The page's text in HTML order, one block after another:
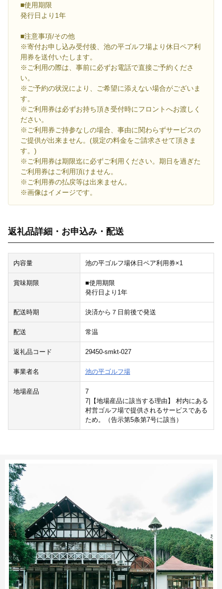
■使用期限
発行日より1年
■注意事項/その他
※寄付お申し込み受付後、池の平ゴルフ場より休日ペア利
用券を送付いたします。
※ご利用の際は、事前に必ずお電話で直接ご予約くださ
い。
※ご予約の状況により、ご希望に添えない場合がございま
す。
※ご利用券は必ずお持ち頂き受付時にフロントへお渡しく
ださい。
※ご利用券ご持参なしの場合、事由に関わらずサービスの
ご提供が出来ません。(規定の料金をご請求させて頂きま
す。)
※ご利用券は期限迄に必ずご利用ください。期日を過ぎた
ご利用券はご利用頂けません。
※ご利用券の払戻等は出来ません。
※画像はイメージです。
返礼品詳細・お申込み・配送
内容量 池の平ゴルフ場休日ペア利用券×1
賞味期限
■使用期限
発行日より1年
配送時期 決済から７日前後で発送
配送 常温
返礼品コード 29450-smkt-027
事業者名 池の平ゴルフ場
地場産品
7
7|【地場産品に該当する理由】 村内にある
村営ゴルフ場で提供されるサービスである
ため。（告示第5条第7号に該当）